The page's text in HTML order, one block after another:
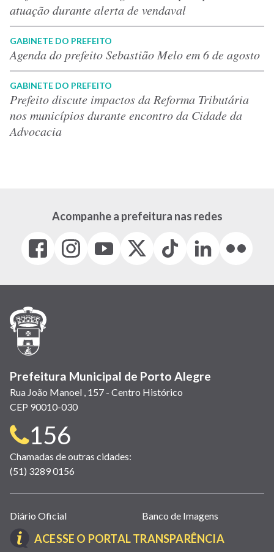
atuação durante alerta de vendaval
GABINETE DO PREFEITO
Agenda do prefeito Sebastião Melo em 6 de agosto
GABINETE DO PREFEITO
Prefeito discute impactos da Reforma Tributária
nos municípios durante encontro da Cidade da
Advocacia
Acompanhe a prefeitura nas redes
Facebook
(link
em
janela)
Instagram
(link
em
(link
em
(Antigo
(link
Tiktok
(link
em
LinkedIn
(link
em
(link
em
Prefeitura Municipal de Porto Alegre
Rua João Manoel , 157 - Centro Histórico
CEP 90010-030
Telefone
para
contato:
156
Chamadas de outras cidades:
(51) 3289 0156
Links
úteis
(abrem
Diário Oficial Banco de Imagens
ACESSE O PORTAL TRANSPARÊNCIA(LINK